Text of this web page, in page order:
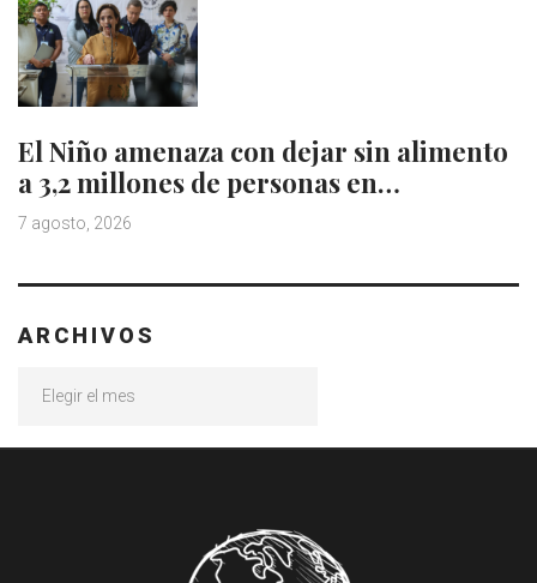
El Niño amenaza con dejar sin alimento
a 3,2 millones de personas en…
7 agosto, 2026
ARCHIVOS